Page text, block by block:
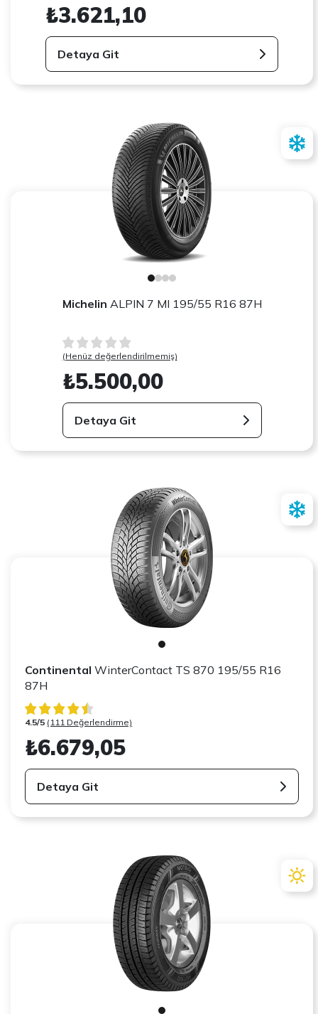
₺3.621,10
Detaya Git
Michelin ALPIN 7 MI 195/55 R16 87H
(Henüz değerlendirilmemiş)
₺5.500,00
Detaya Git
Continental WinterContact TS 870 195/55 R16
87H
4.5/5 (111 Değerlendirme)
₺6.679,05
Detaya Git